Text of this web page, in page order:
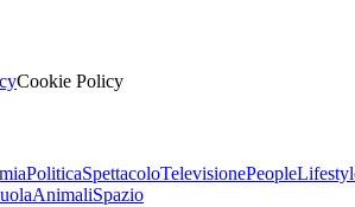
Cookie Policy
PoliticaSpettacoloTelevisionePeople
AnimaliSpazio